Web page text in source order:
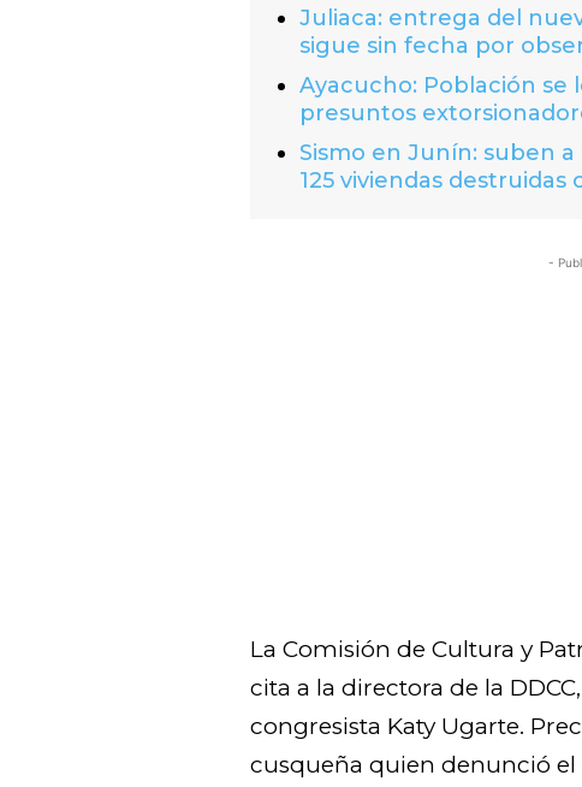
Juliaca: entrega del
sigue sin fecha por
Ayacucho: Población se
presuntos
Sismo en Junín: suben a
125 viviendas destruidas
-
La Comisión de Cultura y
cita a la directora de la
congresista Katy Ugarte.
cusqueña quien denunció